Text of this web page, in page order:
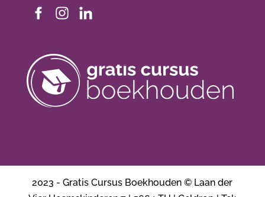
2023 - Gratis Cursus Boekhouden © Laan der